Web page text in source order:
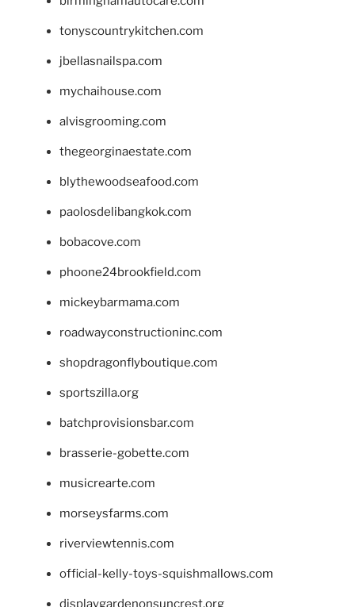
tonyscountrykitchen.com
jbellasnailspa.com
mychaihouse.com
alvisgrooming.com
thegeorginaestate.com
blythewoodseafood.com
paolosdelibangkok.com
bobacove.com
phoone24brookfield.com
mickeybarmama.com
roadwayconstructioninc.com
shopdragonflyboutique.com
sportszilla.org
batchprovisionsbar.com
brasserie-gobette.com
musicrearte.com
morseysfarms.com
riverviewtennis.com
official-kelly-toys-squishmallows.com
displaygardenonsuncrest.org